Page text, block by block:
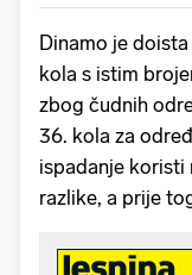
Dinamo je
kola s istim
zbog čudnih
36. kola za
ispadanje koristi
razlike, a prije